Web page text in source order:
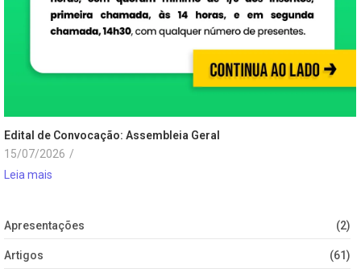
Edital de Convocação: Assembleia Geral
15/07/2026 /
Leia mais
Apresentações (2)
Artigos (61)